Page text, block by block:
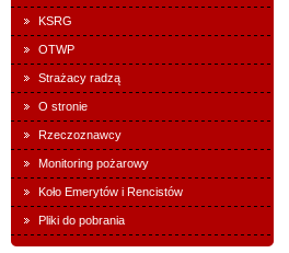
KSRG
OTWP
Strażacy radzą
O stronie
Rzeczoznawcy
Monitoring pożarowy
Koło Emerytów i Rencistów
Pliki do pobrania